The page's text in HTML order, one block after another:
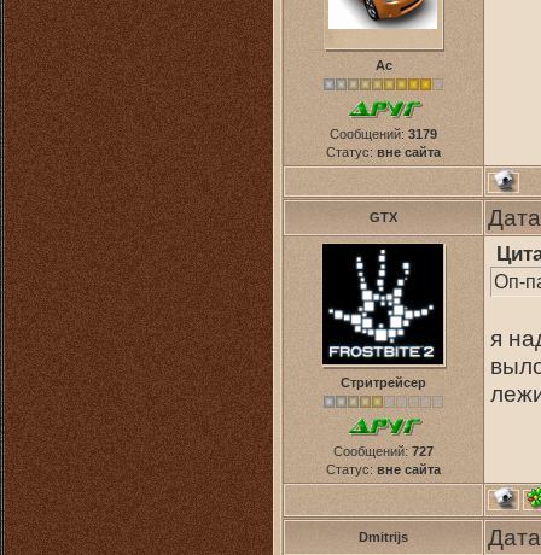
Ас
Сообщений: 3179
Статус: вне сайта
GTX
Стритрейсер
Сообщений: 727
Статус: вне сайта
Оп-
я
Dmitrijs